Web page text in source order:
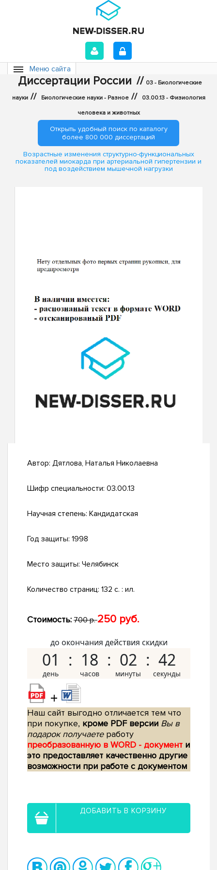
Меню сайта
Диссертации России // 03 - Биологические
науки // Биологические науки - Разное // 03.00.13 - Физиология
человека и животных
Открыть удобный поиск по каталогу
более 800 000 диссертаций
Возрастные изменения структурно-функциональных
показателей миокарда при артериальной гипертензии и
под воздействием мышечной нагрузки
Автор: Дятлова, Наталья Николаевна
Шифр специальности: 03.00.13
Научная степень: Кандидатская
Год защиты: 1998
Место защиты: Челябинск
Количество страниц: 132 с. : ил.
Стоимость: 700 р.250 руб.
до окончания действия скидки
01 18 02 41
+
Наш сайт выгодно отличается тем что
при покупке, кроме PDF версии Вы в
подарок получаетеработу
преобразованную в WORD - документ и
это предоставляет качественно другие
возможности при работе с документом
ДОБАВИТЬ В КОРЗИНУ